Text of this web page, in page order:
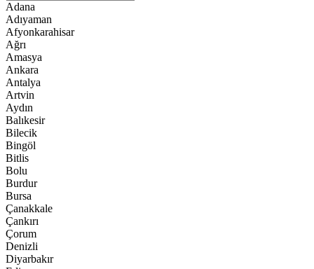
Adana
Adıyaman
Afyonkarahisar
Ağrı
Amasya
Ankara
Antalya
Artvin
Aydın
Balıkesir
Bilecik
Bingöl
Bitlis
Bolu
Burdur
Bursa
Çanakkale
Çankırı
Çorum
Denizli
Diyarbakır